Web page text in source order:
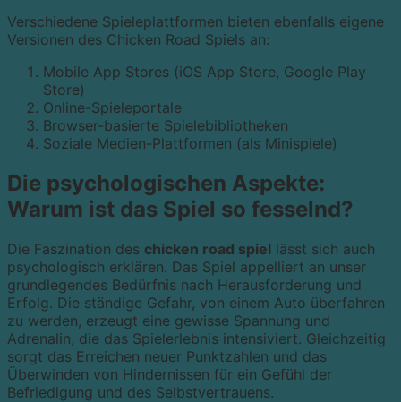
Verschiedene Spieleplattformen bieten ebenfalls eigene
Versionen des Chicken Road Spiels an:
Mobile App Stores (iOS App Store, Google Play
Store)
Online-Spieleportale
Browser-basierte Spielebibliotheken
Soziale Medien-Plattformen (als Minispiele)
Die psychologischen Aspekte:
Warum ist das Spiel so fesselnd?
Die Faszination des chicken road spiel lässt sich auch
psychologisch erklären. Das Spiel appelliert an unser
grundlegendes Bedürfnis nach Herausforderung und
Erfolg. Die ständige Gefahr, von einem Auto überfahren
zu werden, erzeugt eine gewisse Spannung und
Adrenalin, die das Spielerlebnis intensiviert. Gleichzeitig
sorgt das Erreichen neuer Punktzahlen und das
Überwinden von Hindernissen für ein Gefühl der
Befriedigung und des Selbstvertrauens.